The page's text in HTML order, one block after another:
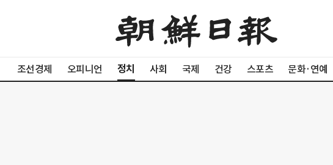
조선경제 오피니언 정치 사회 국제 건강 스포츠 문화·연예